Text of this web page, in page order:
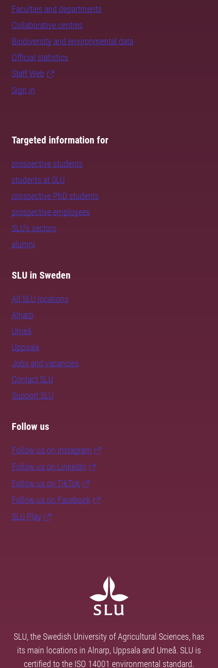
Faculties and departments
Collaborative centres
Biodiversity and environmental data
Official statistics
Staff Web
Sign in
Targeted information for
prospective students
students at SLU
prospective PhD students
prospective employees
SLU's sectors
alumni
SLU in Sweden
All SLU locations
Alnarp
Umeå
Uppsala
Jobs and vacancies
Contact SLU
Support SLU
Follow us
Follow us on Instagram
Follow us on LinkedIn
Follow us on TikTok
Follow us on Facebook
SLU Play
SLU, the Swedish University of Agricultural Sciences, has
its main locations in Alnarp, Uppsala and Umeå. SLU is
certified to the ISO 14001 environmental standard.